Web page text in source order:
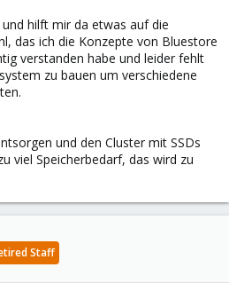
hilft mir da etwas auf die
das ich die Konzepte von Bluestore
verstanden habe und leider fehlt
zu bauen um verschiedene
und den Cluster mit SSDs
viel Speicherbedarf, das wird zu
Staff